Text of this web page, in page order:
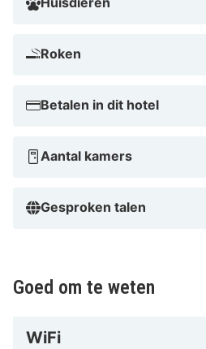
Roken
Betalen in dit hotel
Aantal kamers
Gesproken talen
Goed om te weten
WiFi